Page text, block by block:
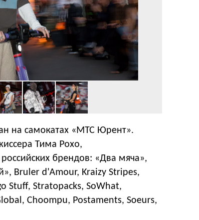
на самокатах «МТС Юрент».
Тима Рохо,
брендов: «Два мяча»,
Bruler d'Amour, Kraizy Stripes,
Stuff, Stratopacks, SoWhat,
Choompu, Postaments, Soeurs,